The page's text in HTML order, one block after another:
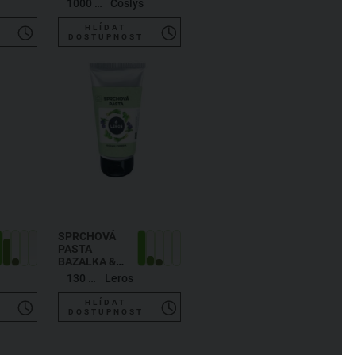
1000 ml Coslys
HLÍDAT
DOSTUPNOST
SPRCHOVÁ
PASTA
BAZALKA &
VERBENA
130 ml Leros
HLÍDAT
DOSTUPNOST